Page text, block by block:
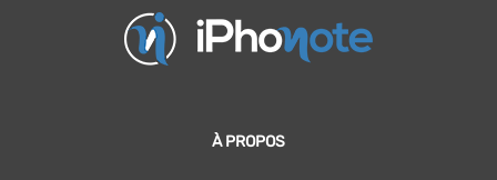
À PROPOS